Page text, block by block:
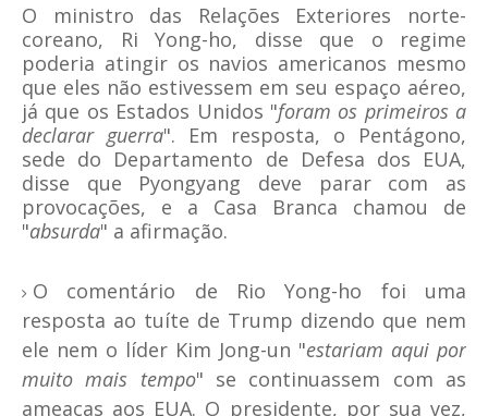
O ministro das Relações Exteriores norte-
coreano, Ri Yong-ho, disse que o regime
poderia atingir os navios americanos mesmo
que eles não estivessem em seu espaço aéreo,
já que os Estados Unidos "foram os primeiros a
declarar guerra". Em resposta, o Pentágono,
sede do Departamento de Defesa dos EUA,
disse que Pyongyang deve parar com as
provocações, e a Casa Branca chamou de
"absurda" a afirmação.
O comentário de Rio Yong-ho foi uma
resposta ao tuíte de Trump dizendo que nem
ele nem o líder Kim Jong-un "estariam aqui por
muito mais tempo" se continuassem com as
ameaças aos EUA. O presidente, por sua vez,